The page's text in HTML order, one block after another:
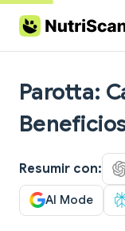
Skip to content
Parotta:
Resumir con:
AI Mode